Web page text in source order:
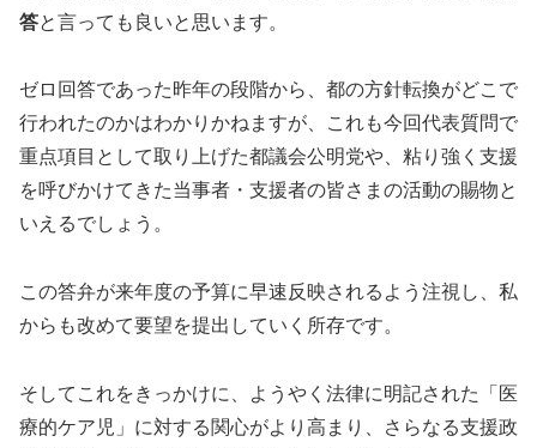
答と言っても良いと思います。
ゼロ回答であった昨年の段階から、都の方針転換がどこで
行われたのかはわかりかねますが、これも今回代表質問で
重点項目として取り上げた都議会公明党や、粘り強く支援
を呼びかけてきた当事者・支援者の皆さまの活動の賜物と
いえるでしょう。
この答弁が来年度の予算に早速反映されるよう注視し、私
からも改めて要望を提出していく所存です。
そしてこれをきっかけに、ようやく法律に明記された「医
療的ケア児」に対する関心がより高まり、さらなる支援政